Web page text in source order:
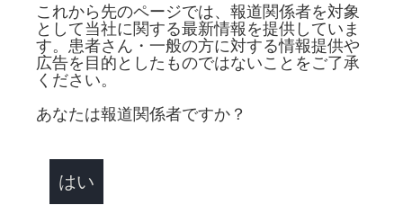
ォンと同期し、不規則な心拍の検知を可能にする、市販さ
れている唯一のICMです。また、追加の送信機を必要とせ
ず、40近くの言語に対応した使いやすい専用モバイルア
プリを患者さんのスマートフォンにインストールすること
匡明は次のように述べています。「アボットのコンファー
ム Rx AFに搭載された新たな機能によって、医師はより積
極的かつ効率的な治療アプローチを選択することが可能で
これから先のページでは、報道関係者を対象
として当社に関する最新情報を提供していま
す。患者さん・一般の方に対する情報提供や
広告を目的としたものではないことをご了承
ください。
あなたは報道関係者ですか？
はい